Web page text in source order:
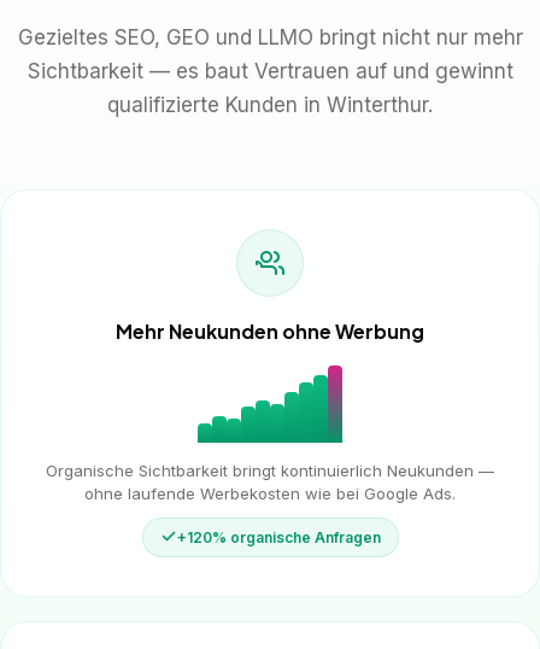
Gezieltes SEO, GEO und LLMO bringt nicht nur mehr
Sichtbarkeit — es baut Vertrauen auf und gewinnt
qualifizierte Kunden in Winterthur.
Mehr Neukunden ohne Werbung
Organische Sichtbarkeit bringt kontinuierlich Neukunden —
ohne laufende Werbekosten wie bei Google Ads.
+120% organische Anfragen